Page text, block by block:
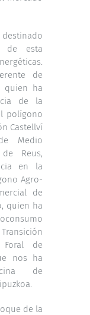
de esta
de
quien ha
de la
polígono
Castellví
Medio
Reus,
en la
Agro-
de
quien ha
Foral de
nos ha
de
de la